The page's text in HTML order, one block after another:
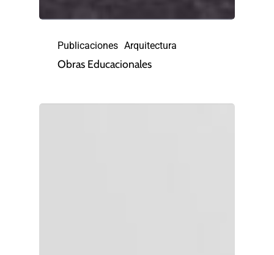
Publicaciones Arquitectura
Obras Educacionales